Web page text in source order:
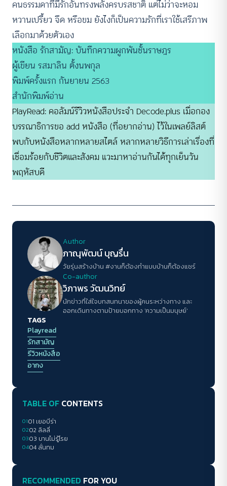
คนธรรมดาที่มีรักอันทรงพลังครบรสชาติ แต่ไม่ว่าจะหอม
หวานเปรี้ยว จืด หรือขม ยังไงก็เป็นความรักที่เราใช้เสรีภาพ
เลือกมาด้วยตัวเอง
หนังสือ รักสามัญ: บันทึกความผูกพันชั้นราษฎร
ผู้เขียน รสมาลิน ตั้งนพกุล
พิมพ์ครั้งแรก กันยายน 2563
สำนักพิมพ์อ่าน
PlayRead: คอลัมน์รีวิวหนังสือประจำ Decode.plus เมื่อกอง
บรรณาธิการขอ add หนังสือ (ที่อยากอ่าน) ไว้ในเพลย์ลิสต์
พบกับหนังสือหลากหลายสไตล์ หลากหลายวิธีการเล่าเรื่องที่
เชื่อมร้อยกับชีวิตและสังคม แวะมาหาอ่านกันได้ทุกเย็นวัน
พฤหัสบดี
Author
ภาณุพัฒน์ บุญรื่น
วัยรุ่นสร้างบ้าน #งานก็ต้องทำแบบบ้านก็ต้องแชร์
Co-author
วิภาพร วัฒนวิทย์
นักข่าวที่ใส่ใจบทสนทนาของผู้คนระหว่างทาง และ
ออกเดินทางตามป้ายบอกทาง 'ความเป็นมนุษย์'
TAGS
Playread
รักสามัญ
รีวิวหนังสือ
อากง
TABLE OF CONTENTS
0101 เยอบีร่า
0202 ลิลลี่
0303 บานไม่รู้โรย
0404 ลั่นทม
RECOMMENDED FOR YOU